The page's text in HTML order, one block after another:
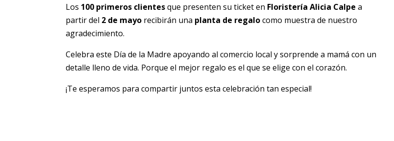
Los 100 primeros clientesque presenten su ticket en Floristería Alicia Calpe a
partir del 2 de mayo recibirán una planta de regalocomo muestra de nuestro
agradecimiento.
Celebra este Día de la Madre apoyando al comercio local y sorprende a mamá con un
detalle lleno de vida. Porque el mejor regalo es el que se elige con el corazón.
¡Te esperamos para compartir juntos esta celebración tan especial!